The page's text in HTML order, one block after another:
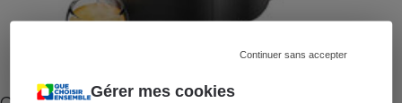
Gérer mes cookies
Continuer sans accepter